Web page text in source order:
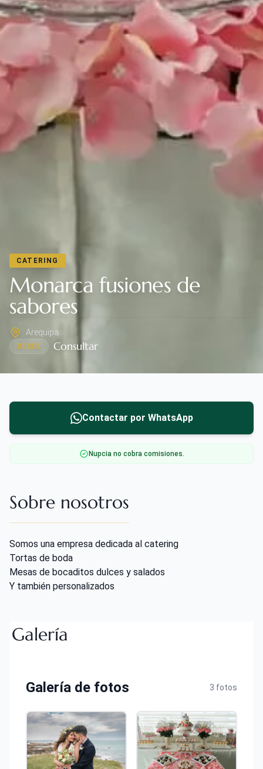
CATERING
Monarca fusiones de
sabores
Arequipa
DESDE Consultar
Contactar por WhatsApp
Nupcia no cobra comisiones.
Sobre nosotros
Somos una empresa dedicada al catering
Tortas de boda
Mesas de bocaditos dulces y salados
Y también personalizados
Galería
Galería de fotos 3 fotos